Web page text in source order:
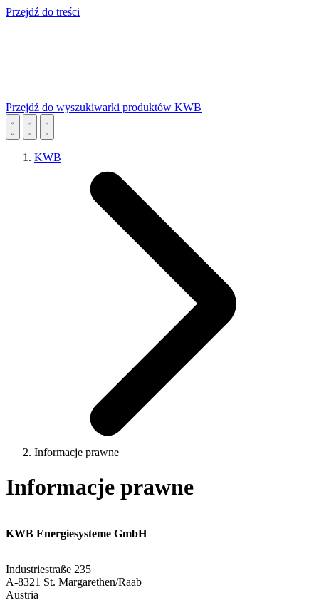
Przejdź do treści
Przejdź do wyszukiwarki produktów KWB
KWB
Informacje prawne
Informacje prawne
KWB Energiesysteme GmbH
Industriestraße 235
A-8321 St. Margarethen/Raab
Austria